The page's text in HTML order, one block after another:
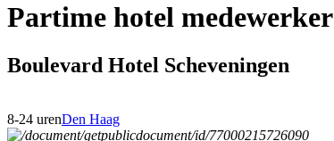
Partime hotel medewerker
Boulevard Hotel Scheveningen
8-24 urenDen Haag